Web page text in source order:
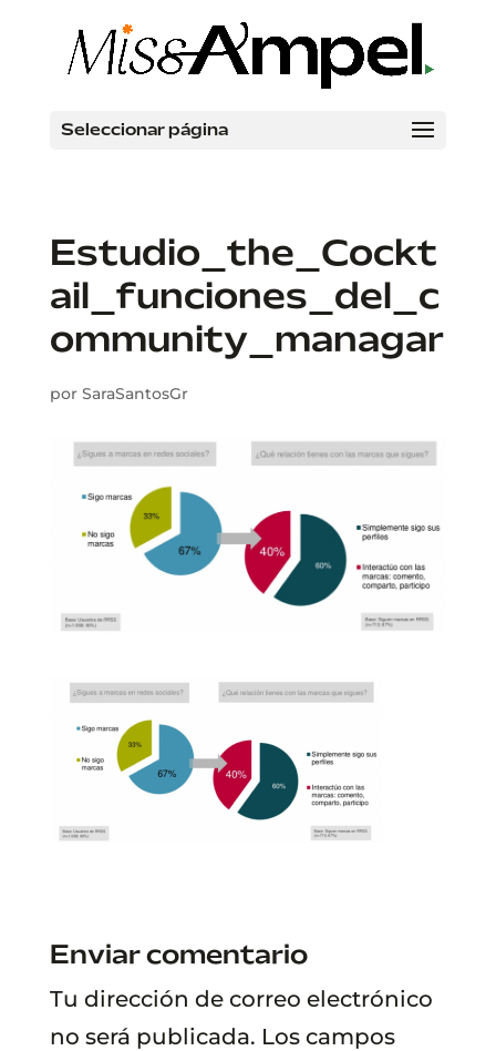
Seleccionar página
Estudio_the_Cockt
ail_funciones_del_c
ommunity_managar
por SaraSantosGr
Enviar comentario
Tu dirección de correo electrónico
no será publicada. Los campos